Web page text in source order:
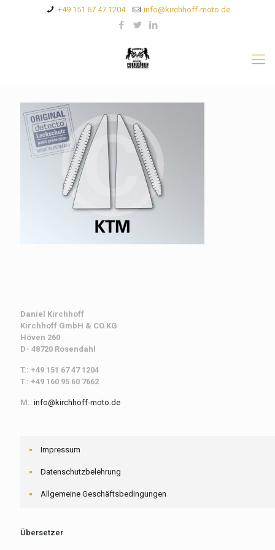
+49 151 67 47 1204 info@kirchhoff-moto.de
Daniel Kirchhoff
Kirchhoff GmbH & CO.KG
Höven 260
D- 48720 Rosendahl
T.: +49 151 67 47 1204
T.: +49 160 95 60 7662
M.: info@kirchhoff-moto.de
Impressum
Datenschutzbelehrung
Allgemeine Geschäftsbedingungen
Übersetzer